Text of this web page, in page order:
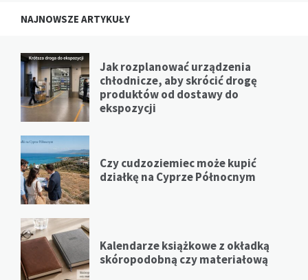
NAJNOWSZE ARTYKUŁY
Jak rozplanować urządzenia
chłodnicze, aby skrócić drogę
produktów od dostawy do
ekspozycji
Czy cudzoziemiec może kupić
działkę na Cyprze Północnym
Kalendarze książkowe z okładką
skóropodobną czy materiałową